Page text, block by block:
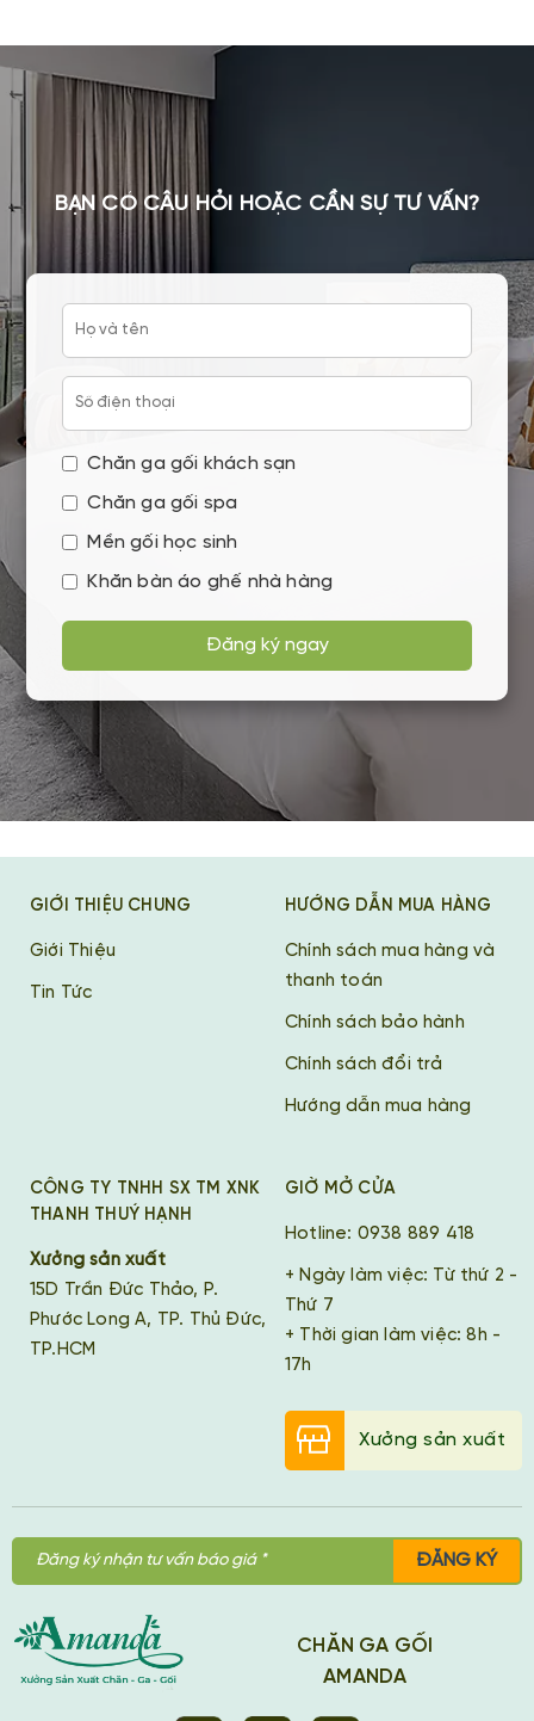
BẠN CÓ CÂU HỎI HOẶC CẦN SỰ TƯ VẤN?
Chăn ga gối khách sạn
Chăn ga gối spa
Mền gối học sinh
Khăn bàn áo ghế nhà hàng
Đăng ký ngay
GIỚI THIỆU CHUNG
Giới Thiệu
Tin Tức
HƯỚNG DẪN MUA HÀNG
Chính sách mua hàng và
thanh toán
Chính sách bảo hành
Chính sách đổi trả
Hướng dẫn mua hàng
CÔNG TY TNHH SX TM XNK
THANH THUÝ HẠNH
Xưởng sản xuất
15D Trần Đức Thảo, P.
Phước Long A, TP. Thủ Đức,
TP.HCM
GIỜ MỞ CỬA
Hotline: 0938 889 418
+ Ngày làm việc: Từ thứ 2 -
Thứ 7
+ Thời gian làm việc: 8h -
17h
Xưởng sản xuất
ĐĂNG KÝ
CHĂN GA GỐI
AMANDA